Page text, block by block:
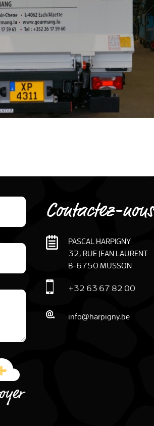
Contactez-nous
PASCAL HARPIGNY
32, RUE JEAN LAURENT
B-6750 MUSSON
+32 63 67 82 00
info@harpigny.be